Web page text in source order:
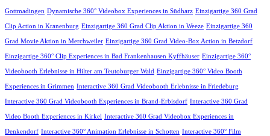
Gottmadingen Dynamische 360° Videobox Experiences in Südharz Einzigartige 360 Grad
Clip Action in Kranenburg Einzigartige 360 Grad Clip Aktion in Weeze Einzigartige 360
Grad Movie Aktion in Merchweiler Einzigartige 360 Grad Video-Box Action in Betzdorf
Einzigartige 360° Clip Experiences in Bad Frankenhausen Kyffhäuser Einzigartige 360°
Videobooth Erlebnisse in Hilter am Teutoburger Wald Einzigartige 360° Video Booth
Experiences in Grimmen Interactive 360 Grad Videobooth Erlebnisse in Friedeburg
Interactive 360 Grad Videobooth Experiences in Brand-Erbisdorf Interactive 360 Grad
Video Booth Experiences in Kirkel Interactive 360 Grad Videobox Experiences in
Denkendorf Interactive 360° Animation Erlebnisse in Schotten Interactive 360° Film